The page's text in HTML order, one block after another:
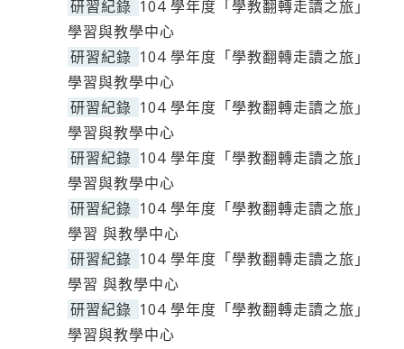
研習紀錄 104 學年度「學教翻轉走讀之旅」
學習與教學中心
研習紀錄 104 學年度「學教翻轉走讀之旅」
學習與教學中心
研習紀錄 104 學年度「學教翻轉走讀之旅」
學習與教學中心
研習紀錄 104 學年度「學教翻轉走讀之旅」
學習與教學中心
研習紀錄 104 學年度「學教翻轉走讀之旅」
學習 與教學中心
研習紀錄 104 學年度「學教翻轉走讀之旅」
學習 與教學中心
研習紀錄 104 學年度「學教翻轉走讀之旅」
學習與教學中心